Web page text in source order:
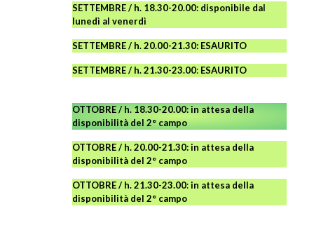
SETTEMBRE / h. 18.30-20.00: disponibile dal
lunedì al venerdì
SETTEMBRE / h. 20.00-21.30: ESAURITO
SETTEMBRE / h. 21.30-23.00: ESAURITO
OTTOBRE / h. 18.30-20.00:in attesa della
disponibilità del 2° campo
OTTOBRE / h. 20.00-21.30:in attesa della
disponibilità del 2° campo
OTTOBRE / h. 21.30-23.00:in attesa della
disponibilità del 2° campo